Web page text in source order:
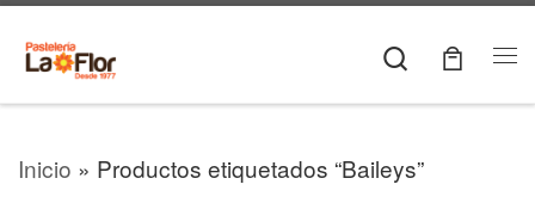
Skip to content Search
Inicio » Productos etiquetados “Baileys”